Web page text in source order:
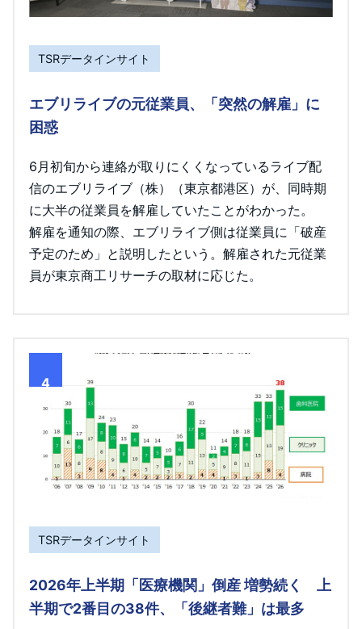
TSRデータインサイト
エブリライブの元従業員、「突然の解雇」に
困惑
6月初旬から連絡が取りにくくなっているライブ配
信のエブリライブ（株）（東京都港区）が、同時期
に大半の従業員を解雇していたことがわかった。
解雇を通知の際、エブリライブ側は従業員に「破産
予定のため」と説明したという。解雇された元従業
員が東京商工リサーチの取材に応じた。
4
TSRデータインサイト
2026年上半期「医療機関」倒産 増勢続く 上
半期で2番目の38件、「後継者難」は最多